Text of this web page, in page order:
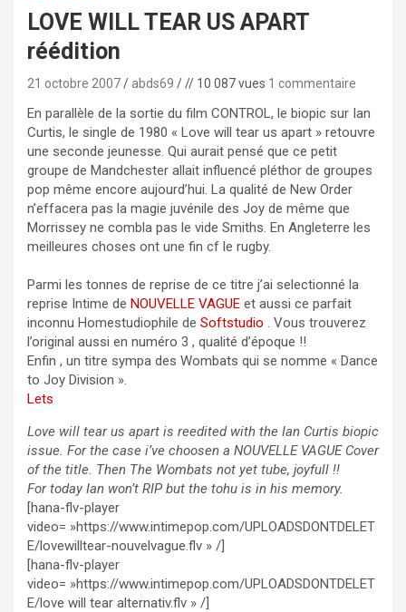
LOVE WILL TEAR US APART
réédition
21 octobre 2007 abds69 // 10 087 vues 1 commentaire
En parallèle de la sortie du film CONTROL, le biopic sur Ian
Curtis, le single de 1980 « Love will tear us apart » retouvre
une seconde jeunesse. Qui aurait pensé que ce petit
groupe de Mandchester allait influencé pléthor de groupes
pop même encore aujourd’hui. La qualité de New Order
n’effacera pas la magie juvénile des Joy de même que
Morrissey ne combla pas le vide Smiths. En Angleterre les
meilleures choses ont une fin cf le rugby.
Parmi les tonnes de reprise de ce titre j’ai selectionné la
reprise Intime de NOUVELLE VAGUE et aussi ce parfait
inconnu Homestudiophile de Softstudio . Vous trouverez
l’original aussi en numéro 3 , qualité d’époque !!
Enfin , un titre sympa des Wombats qui se nomme « Dance
to Joy Division ».
Lets
Love will tear us apart is reedited with the Ian Curtis biopic
issue. For the case i’ve choosen a NOUVELLE VAGUE Cover
of the title. Then The Wombats not yet tube, joyfull !!
For today Ian won’t RIP but the tohu is in his memory.
[hana-flv-player
video= »https://www.intimepop.com/UPLOADSDONTDELET
E/lovewilltear-nouvelvague.flv » /]
[hana-flv-player
video= »https://www.intimepop.com/UPLOADSDONTDELET
E/love will tear alternativ.flv » /]